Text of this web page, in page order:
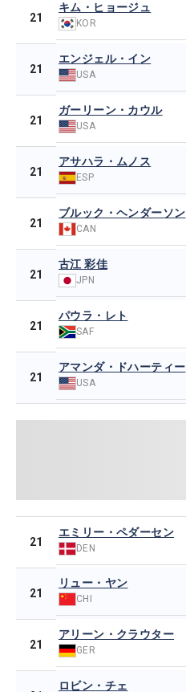
21
キム・ヒョージュ
KOR
21
エンジェル・イン
USA
21
ガーリーン・カウル
USA
21
アサハラ・ムノス
ESP
21
ブルック・ヘンダーソン
CAN
21
古江 彩佳
JPN
21
パウラ・レト
SAF
21
アマンダ・ドハーティー
USA
21
エミリー・ペダーセン
DEN
21
リュー・ヤン
CHI
21
アリーン・クラウター
GER
ロビン・チェ